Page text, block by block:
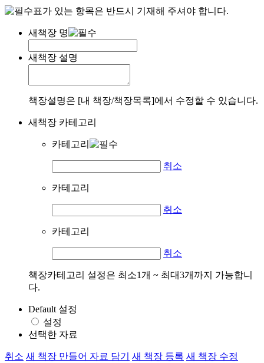
표가 있는 항목은 반드시 기재해 주셔야 합니다.
새책장 명
새책장 설명
책장설명은 [내 책장/책장목록]에서 수정할 수 있습니다.
새책장 카테고리
카테고리
취소
카테고리
취소
카테고리
취소
책장카테고리 설정은 최소1개 ~ 최대3개까지 가능합니
다.
Default 설정
설정
선택한 자료
취소 새 책장 만들어 자료 담기 새 책장 등록 새 책장 수정